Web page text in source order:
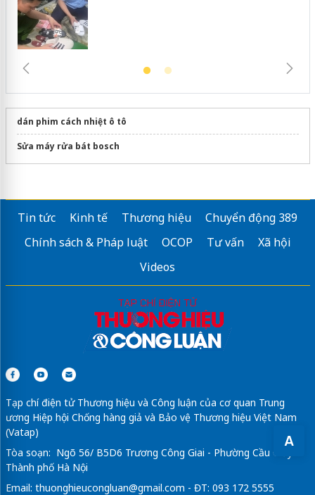
A
dán phim cách nhiệt ô tô
Sửa máy rửa bát bosch
Tin tức Kinh tế Thương hiệu
Chuyển động 389
Chính sách & Pháp luật
OCOP Tư vấn
Xã hội
Videos
Tạp chí điện tử Thương hiệu và Công luận của cơ quan Trung
ương Hiệp hội Chống hàng giả và Bảo vệ Thương hiệu Việt Nam
(Vatap)
Tòa soạn: Ngõ 56/ B5D6 Trương Công Giai - Phường Cầu Giấy -
Thành phố Hà Nội
Email: thuonghieucongluan@gmail.com - ĐT: 093 172 5555